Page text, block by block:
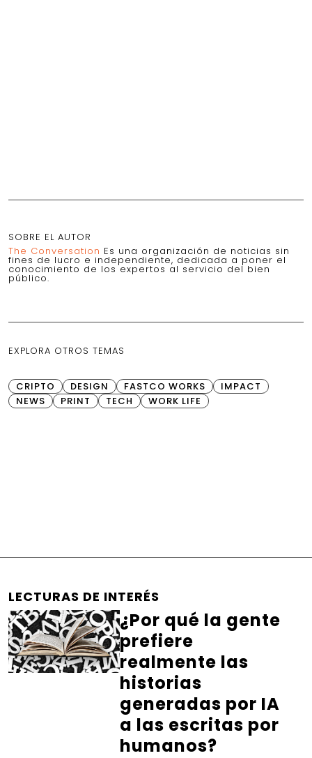
SOBRE EL AUTOR
The Conversation Es una organización de noticias sin
fines de lucro e independiente, dedicada a poner el
conocimiento de los expertos al servicio del bien
público.
EXPLORA OTROS TEMAS
CRIPTO DESIGN FASTCO WORKS
IMPACT
NEWS
PRINT TECH WORK LIFE
LECTURAS DE INTERÉS
¿Por qué la gente
prefiere
realmente las
historias
generadas por IA
a las escritas por
humanos?